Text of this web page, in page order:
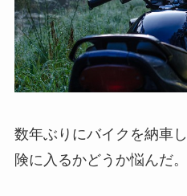
数年ぶりにバイクを納車
険に入るかどうか悩んだ。